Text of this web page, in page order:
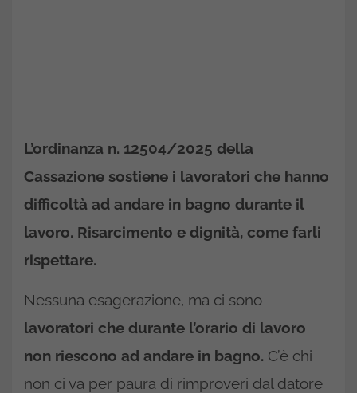
L’ordinanza n. 12504/2025 della
Cassazione sostiene i lavoratori che hanno
difficoltà ad andare in bagno durante il
lavoro. Risarcimento e dignità, come farli
rispettare.
Nessuna esagerazione, ma ci sono
lavoratori che durante l’orario di lavoro
non riescono ad andare in bagno. C’è chi
non ci va per paura di rimproveri dal datore